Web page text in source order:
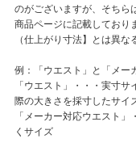
のがございますが、そちら
商品ページに記載しており
（仕上がり寸法】とは異な
例：「ウエスト」と「メー
「ウエスト」・・・実寸
際の大きさを採寸したサイ
「メーカー対応ウエスト
くサイズ